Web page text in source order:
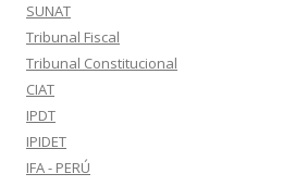
SUNAT
Tribunal Fiscal
Tribunal Constitucional
CIAT
IPDT
IPIDET
IFA - PERÚ